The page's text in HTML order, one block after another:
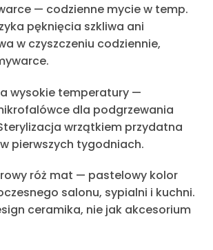
— codzienne mycie w temp.
pęknięcia szkliwa ani
w czyszczeniu codziennie,
wysokie temperatury —
dla podgrzewania
wrzątkiem przydatna
pierwszych tygodniach.
róż mat — pastelowy kolor
salonu, sypialni i kuchni.
ceramika, nie jak akcesorium